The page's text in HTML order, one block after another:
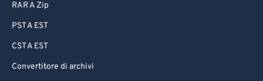
RAR A Zip
PST A EST
CST A EST
Convertitore di archivi